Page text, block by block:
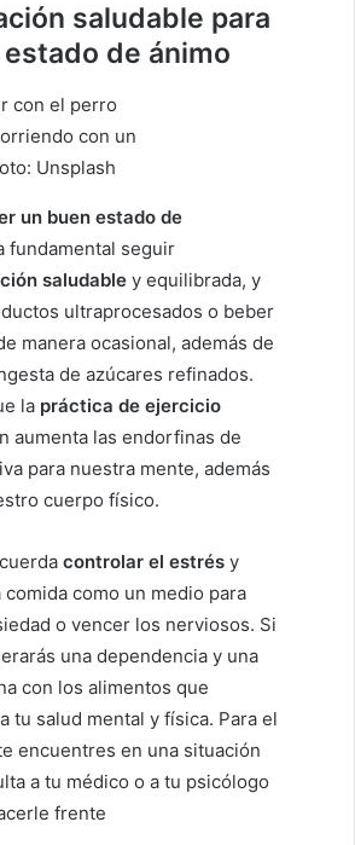
saludable para
de ánimo
con un
Unsplash
un buen estado de
fundamental seguir
saludable y equilibrada, y
ultraprocesados o beber
manera ocasional, además de
de azúcares refinados.
la práctica de ejercicio
aumenta las endorfinas de
para nuestra mente, además
cuerpo físico.
controlar el estrés y
comida como un medio para
o vencer los nerviosos. Si
una dependencia y una
con los alimentos que
tu salud mental y física. Para el
encuentres en una situación
a tu médico o a tu psicólogo
frente